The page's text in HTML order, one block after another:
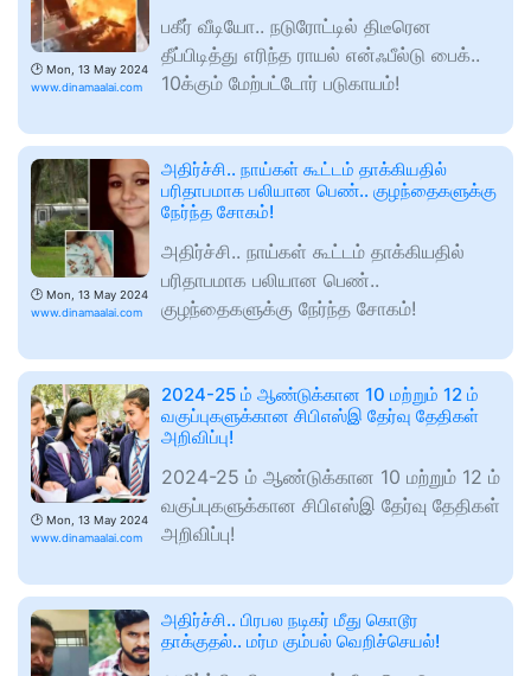
🕑 Mon, 13 May 2024
www.dinamaalai.com
பகீர் வீடியோ.. நடுரோட்டில் திடீரென
தீப்பிடித்து எரிந்த ராயல் என்ஃபீல்டு பைக்..
10க்கும் மேற்பட்டோர் படுகாயம்!
🕑 Mon, 13 May 2024
www.dinamaalai.com
அதிர்ச்சி.. நாய்கள் கூட்டம் தாக்கியதில்
பரிதாபமாக பலியான பெண்.. குழந்தைகளுக்கு
நேர்ந்த சோகம்!
அதிர்ச்சி.. நாய்கள் கூட்டம் தாக்கியதில்
பரிதாபமாக பலியான பெண்..
குழந்தைகளுக்கு நேர்ந்த சோகம்!
🕑 Mon, 13 May 2024
www.dinamaalai.com
2024-25 ம் ஆண்டுக்கான 10 மற்றும் 12 ம்
வகுப்புகளுக்கான சிபிஎஸ்இ தேர்வு தேதிகள்
அறிவிப்பு!
2024-25 ம் ஆண்டுக்கான 10 மற்றும் 12 ம்
வகுப்புகளுக்கான சிபிஎஸ்இ தேர்வு தேதிகள்
அறிவிப்பு!
அதிர்ச்சி.. பிரபல நடிகர் மீது கொடூர
தாக்குதல்.. மர்ம கும்பல் வெறிச்செயல்!